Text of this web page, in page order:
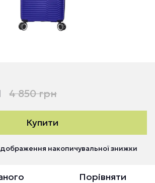
4 850 грн
Купити
накопичувальної знижки
Порівняти